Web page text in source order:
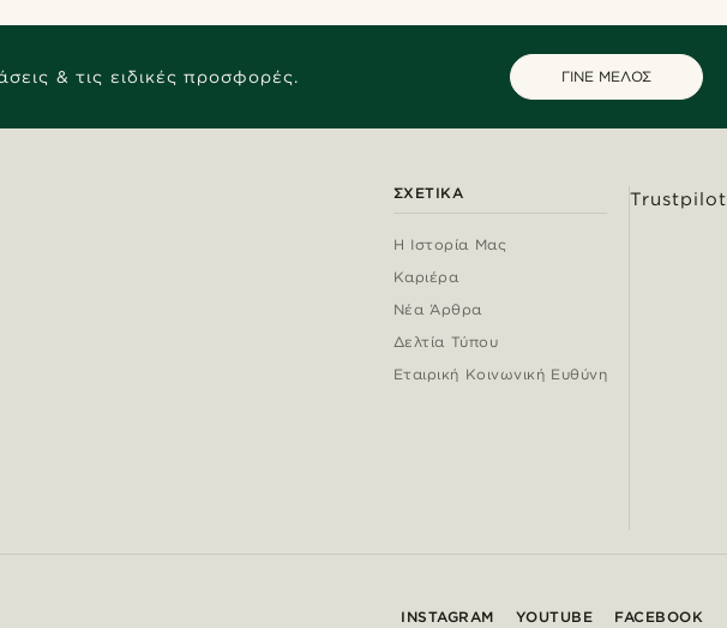
& τις ειδικές προσφορές. ΓΙΝΕ ΜΕΛΟΣ
ΣΧΕΤΙΚΆ
Η Ιστορία Μας
Καριέρα
Νέα Άρθρα
Δελτία Τύπου
Εταιρική Κοινωνική Ευθύνη
Trustpilot
INSTAGRAM YOUTUBE FACEBOOK